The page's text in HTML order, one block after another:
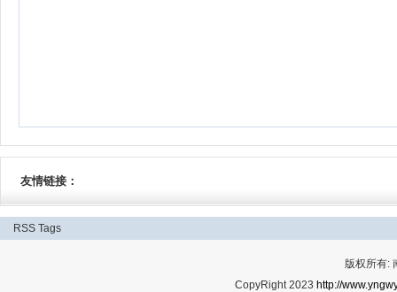
友情链接：
RSS Tags
版权所有:
CopyRight 2023 http://